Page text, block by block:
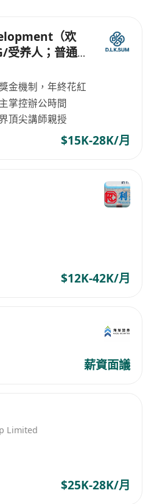
（欢
受养人；普通
）
金機制，年終花紅
掌控辦公時間
頂尖講師親授
$15K-28K/月
$12K-42K/月
薪資面議
Limited
$25K-28K/月